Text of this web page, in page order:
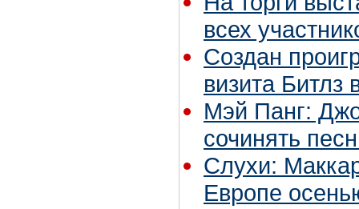
всех
Создан
визита
Мэй Панг:
сочинять
Слухи:
Европе